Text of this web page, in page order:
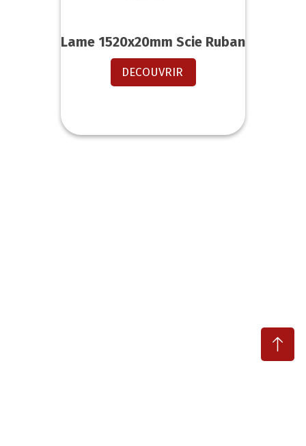
Lame 1520x20mm Scie Ruban
DECOUVRIR